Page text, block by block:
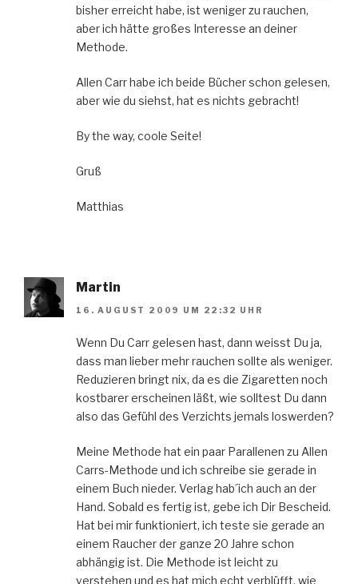
bisher erreicht habe, ist weniger zu rauchen,
aber ich hätte großes Interesse an deiner
Methode.
Allen Carr habe ich beide Bücher schon gelesen,
aber wie du siehst, hat es nichts gebracht!
By the way, coole Seite!
Gruß
Matthias
Martin
16. AUGUST 2009 UM 22:32 UHR
Wenn Du Carr gelesen hast, dann weisst Du ja,
dass man lieber mehr rauchen sollte als weniger.
Reduzieren bringt nix, da es die Zigaretten noch
kostbarer erscheinen läßt, wie solltest Du dann
also das Gefühl des Verzichts jemals loswerden?
Meine Methode hat ein paar Parallenen zu Allen
Carrs-Methode und ich schreibe sie gerade in
einem Buch nieder. Verlag hab´ich auch an der
Hand. Sobald es fertig ist, gebe ich Dir Bescheid.
Hat bei mir funktioniert, ich teste sie gerade an
einem Raucher der ganze 20 Jahre schon
abhängig ist. Die Methode ist leicht zu
verstehen und es hat mich echt verblüfft, wie